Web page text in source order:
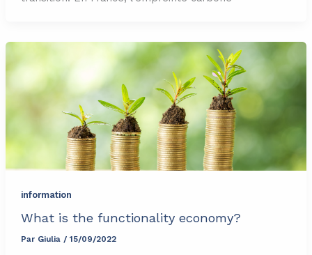
information
What is the functionality economy?
Par Giulia / 15/09/2022